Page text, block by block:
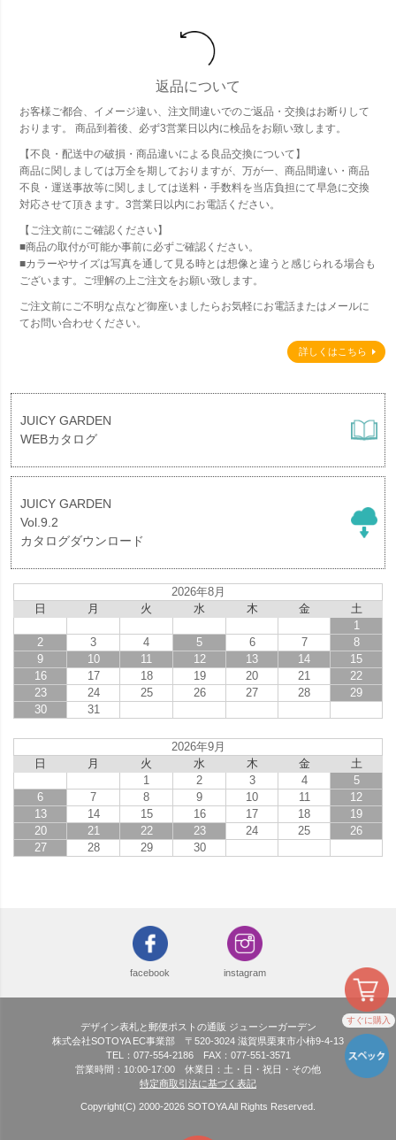
すぐに購入
返品について
お客様ご都合、イメージ違い、注文間違いでのご返品・交換はお断りして
おります。 商品到着後、必ず3営業日以内に検品をお願い致します。
【不良・配送中の破損・商品違いによる良品交換について】
商品に関しましては万全を期しておりますが、万が一、商品間違い・商品
不良・運送事故等に関しましては送料・手数料を当店負担にて早急に交換
対応させて頂きます。3営業日以内にお電話ください。
【ご注文前にご確認ください】
■商品の取付が可能か事前に必ずご確認ください。
■カラーやサイズは写真を通して見る時とは想像と違うと感じられる場合も
ございます。ご理解の上ご注文をお願い致します。
ご注文前にご不明な点など御座いましたらお気軽にお電話またはメールに
てお問い合わせください。
詳しくはこちら
JUICY GARDEN
WEBカタログ
JUICY GARDEN
Vol.9.2
カタログダウンロード
2026年8月
日
月 火 水 木 金
土
1
2
3 4 5 6 7
8
9
10 11 12 13 14
15
16
17 18 19 20 21
22
23
24 25 26 27 28
29
30
31
2026年9月
日
月 火 水 木 金
土
1
2 3 4
5
6
7 8 9 10 11
12
13
14 15 16 17 18
19
20
21 22 23 24 25
26
27
28 29 30
facebook instagram
デザイン表札と郵便ポストの通販 ジューシーガーデン
株式会社SOTOYA EC事業部 〒520-3024 滋賀県栗東市小柿9-4-13
TEL：077-554-2186 FAX：077-551-3571
営業時間：10:00-17:00 休業日：土・日・祝日・その他
特定商取引法に基づく表記
Copyright(C) 2000-2026 SOTOYA All Rights Reserved.